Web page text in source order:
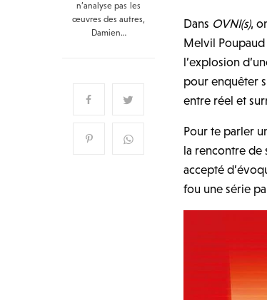
n’analyse pas les
œuvres des autres,
Damien…
Dans OVNI(s),
Melvil Poupaud
l’explosion
pour enquêter
entre réel et
Pour te parler
la rencontre de
accepté
fou une série